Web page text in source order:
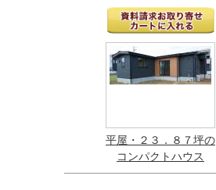
平屋・２３．８７坪の
コンパクトハウス